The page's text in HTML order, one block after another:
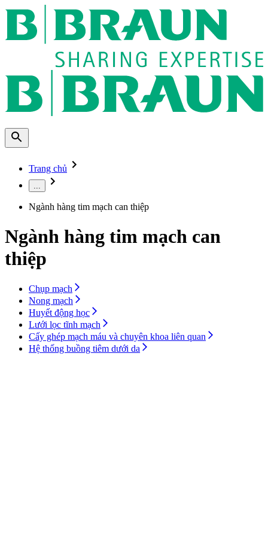
Trang chủ
...
Ngành hàng tim mạch can thiệp
Ngành hàng tim mạch can
thiệp
Chụp mạch
Nong mạch
Huyết động học
Lưới lọc tĩnh mạch
Cấy ghép mạch máu và chuyên khoa liên quan
Hệ thống buồng tiêm dưới da